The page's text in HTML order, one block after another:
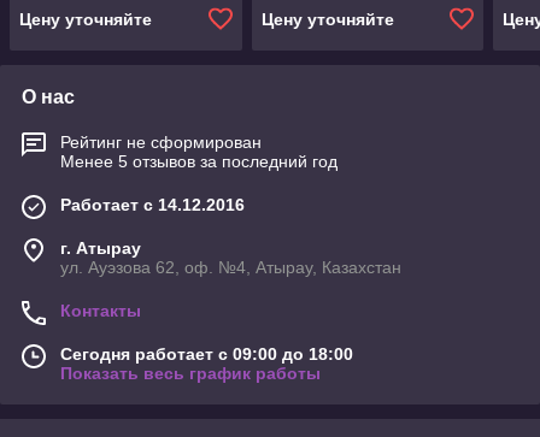
Цену уточняйте
Цену уточняйте
О нас
Рейтинг не сформирован
Менее 5 отзывов за последний год
Работает с 14.12.2016
г. Атырау
ул. Ауэзова 62, оф. №4, Атырау, Казахстан
Контакты
Сегодня работает с 09:00 до 18:00
Показать весь график работы